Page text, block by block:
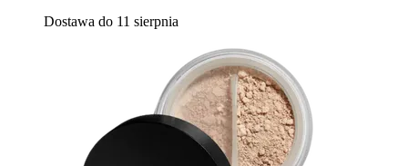
Dostawa do 11 sierpnia